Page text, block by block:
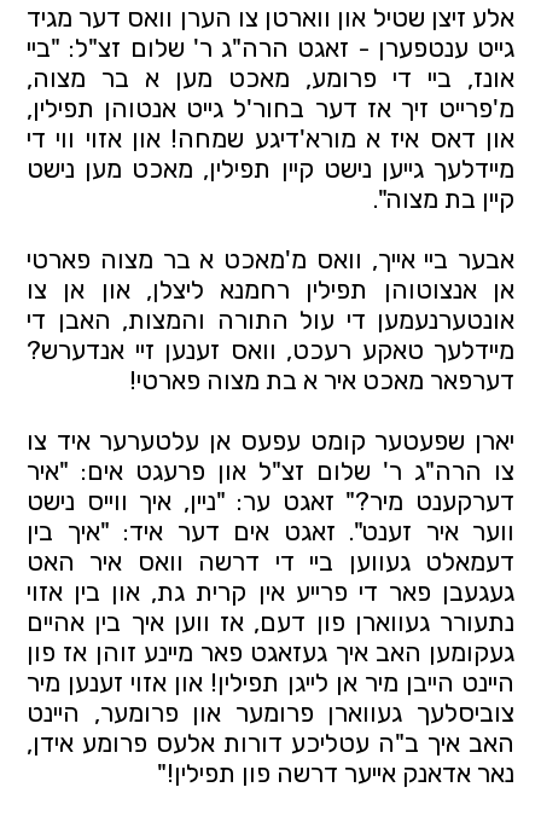
אלע זיצן שטיל און ווארטן צו הערן וואס דער מגיד
גייט ענטפערן - זאגט הרה"ג ר' שלום זצ"ל: "ביי
אונז, ביי די פרומע, מאכט מען א בר מצוה,
מ'פרייט זיך אז דער בחור'ל גייט אנטוהן תפילין,
און דאס איז א מורא'דיגע שמחה! און אזוי ווי די
מיידלעך גייען נישט קיין תפילין, מאכט מען נישט
קיין בת מצוה".
אבער ביי אייך, וואס מ'מאכט א בר מצוה פארטי
אן אנצוטוהן תפילין רחמנא ליצלן, און אן צו
אונטערנעמען די עול התורה והמצות, האבן די
מיידלעך טאקע רעכט, וואס זענען זיי אנדערש?
דערפאר מאכט איר א בת מצוה פארטי!
יארן שפעטער קומט עפעס אן עלטערער איד צו
צו הרה"ג ר' שלום זצ"ל און פרעגט אים: "איר
דערקענט מיר?" זאגט ער: "ניין, איך ווייס נישט
ווער איר זענט". זאגט אים דער איד: "איך בין
דעמאלט געווען ביי די דרשה וואס איר האט
געגעבן פאר די פרייע אין קרית גת, און בין אזוי
נתעורר געווארן פון דעם, אז ווען איך בין אהיים
געקומען האב איך געזאגט פאר מיינע זוהן אז פון
היינט הייבן מיר אן לייגן תפילין! און אזוי זענען מיר
צוביסלעך געווארן פרומער און פרומער, היינט
האב איך ב"ה עטליכע דורות אלעס פרומע אידן,
נאר אדאנק אייער דרשה פון תפילין!"